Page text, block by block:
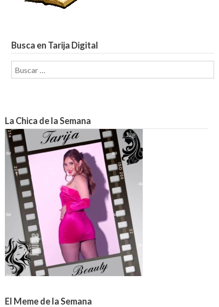
Busca en Tarija Digital
Buscar:
La Chica de la Semana
El Meme de la Semana